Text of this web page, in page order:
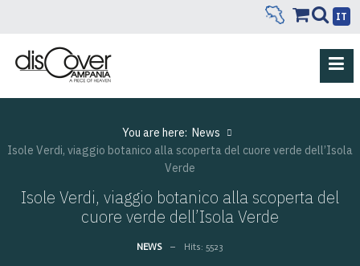
IT
You are here: News
Isole Verdi, viaggio botanico alla scoperta del cuore verde dell’Isola
Verde
Isole Verdi, viaggio botanico alla scoperta del
cuore verde dell’Isola Verde
NEWS Hits: 5523